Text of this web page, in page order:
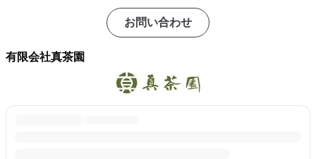
お問い合わせ
有限会社真茶園